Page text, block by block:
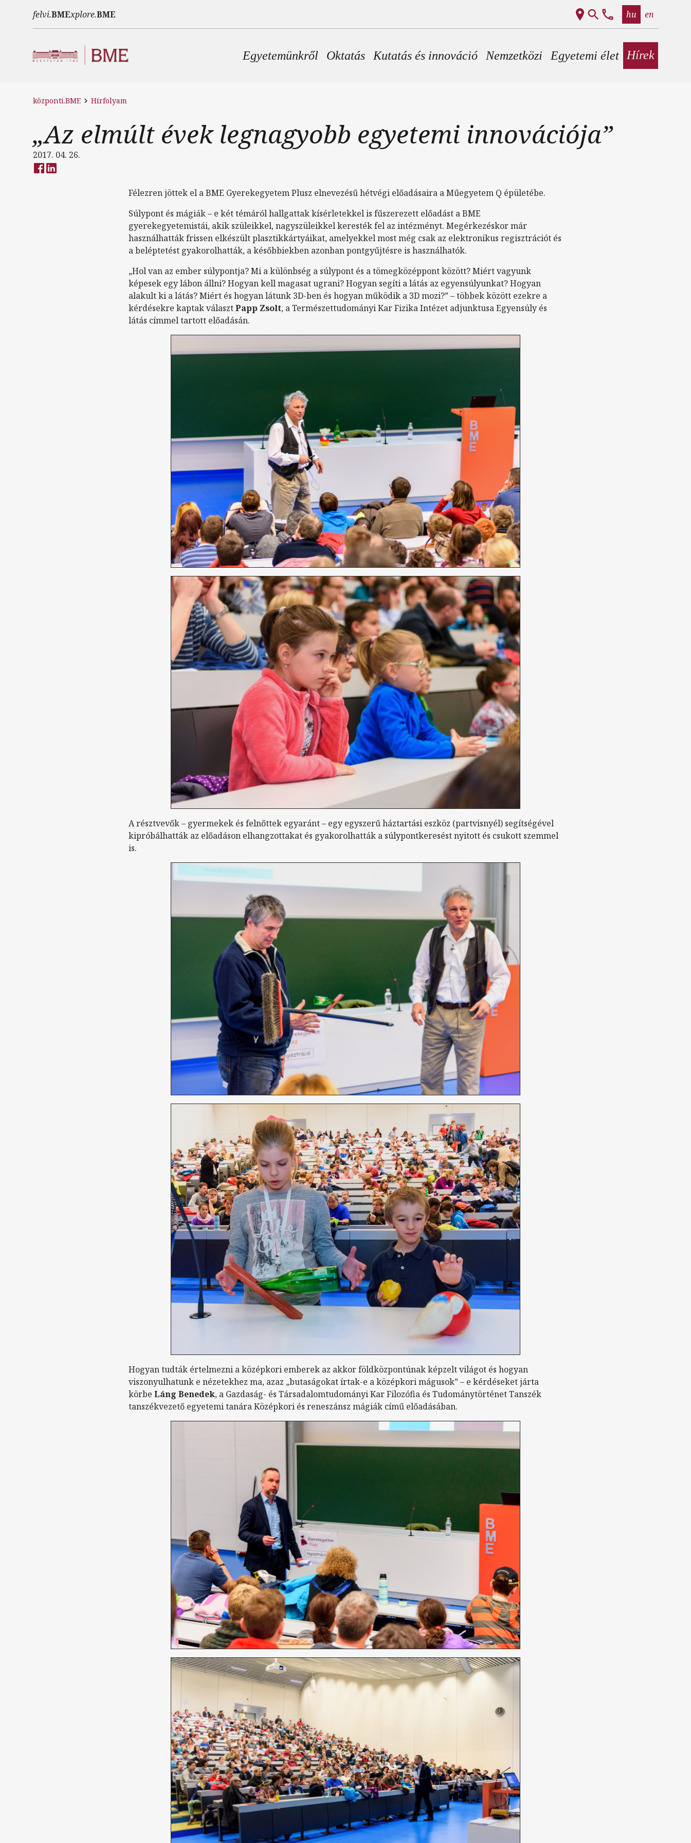
felvi.BMExplore.BME hu en
Fő navigáció
Egyetemünkről Oktatás Kutatás és innováció Nemzetközi Egyetemi élet Hírek
központi.BME Hírfolyam
„Az elmúlt évek legnagyobb egyetemi innovációja”
2017. 04. 26.
Félezren jöttek el a BME Gyerekegyetem Plusz elnevezésű hétvégi előadásaira a Műegyetem Q épületébe.
Súlypont és mágiák – e két témáról hallgattak kísérletekkel is fűszerezett előadást a BME
gyerekegyetemistái, akik szüleikkel, nagyszüleikkel keresték fel az intézményt. Megérkezéskor már
használhatták frissen elkészült plasztikkártyáikat, amelyekkel most még csak az elektronikus regisztrációt és
a beléptetést gyakorolhatták, a későbbiekben azonban pontgyűjtésre is használhatók.
„Hol van az ember súlypontja? Mi a különbség a súlypont és a tömegközéppont között? Miért vagyunk
képesek egy lábon állni? Hogyan kell magasat ugrani? Hogyan segíti a látás az egyensúlyunkat? Hogyan
alakult ki a látás? Miért és hogyan látunk 3D-ben és hogyan működik a 3D mozi?” – többek között ezekre a
kérdésekre kaptak választPapp Zsolt, a Természettudományi Kar Fizika Intézet adjunktusa Egyensúly és
látás címmel tartott előadásán.
A résztvevők – gyermekek és felnőttek egyaránt – egy egyszerű háztartási eszköz (partvisnyél) segítségével
kipróbálhatták az előadáson elhangzottakat és gyakorolhatták a súlypontkeresést nyitott és csukott szemmel
is.
Hogyan tudták értelmezni a középkori emberek az akkor földközpontúnak képzelt világot és hogyan
viszonyulhatunk e nézetekhez ma, azaz „butaságokat írtak-e a középkori mágusok” – e kérdéseket járta
körbe Láng Benedek, a Gazdaság- és Társadalomtudományi Kar Filozófia és Tudománytörténet Tanszék
tanszékvezető egyetemi tanára Középkori és reneszánsz mágiák című előadásában.